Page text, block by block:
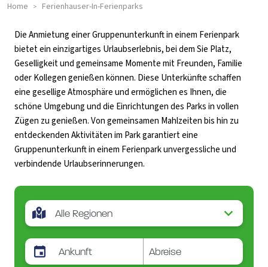
Home > Ferienhauser-In-Ferienparks
Die Anmietung einer Gruppenunterkunft in einem Ferienpark
bietet ein einzigartiges Urlaubserlebnis, bei dem Sie Platz,
Geselligkeit und gemeinsame Momente mit Freunden, Familie
oder Kollegen genießen können. Diese Unterkünfte schaffen
eine gesellige Atmosphäre und ermöglichen es Ihnen, die
schöne Umgebung und die Einrichtungen des Parks in vollen
Zügen zu genießen. Von gemeinsamen Mahlzeiten bis hin zu
entdeckenden Aktivitäten im Park garantiert eine
Gruppenunterkunft in einem Ferienpark unvergessliche und
verbindende Urlaubserinnerungen.